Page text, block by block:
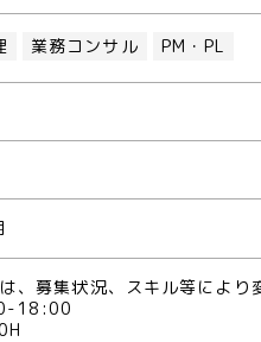
業務コンサル PM・PL
、募集状況、スキル等により
18:00